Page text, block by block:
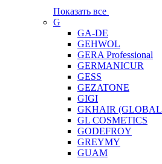
Показать все
G
GA-DE
GEHWOL
GERA Professional
GERMANICUR
GESS
GEZATONE
GIGI
GKHAIR
GL COSMETICS
GODEFROY
GREYMY
GUAM